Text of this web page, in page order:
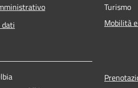
dati
Turismo
Mobilità